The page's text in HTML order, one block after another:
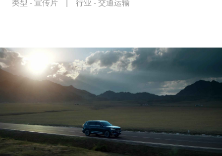
类型 - 宣传片 行业 - 交通运输